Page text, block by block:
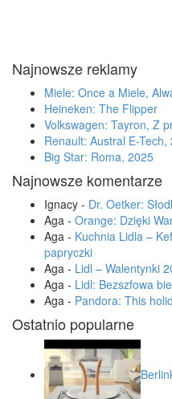
Najnowsze reklamy
Miele: Once a Miele,
Heineken: The Flipper
Volkswagen: Tayron, Z
Renault: Austral E-Tech,
Big Star: Roma, 2025
Najnowsze komentarze
Ignacy - Dr. Oetker:
Aga - Orange: Dzięki
Aga - Kuchnia Lidla –
papryczki
Aga - Lidl – Walentynki
Aga - Lidl: Bezszfowa
Aga - Pandora: This
Ostatnio popularne